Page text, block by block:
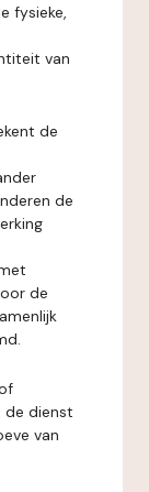
fysieke,
van
de
de
de
de dienst
van